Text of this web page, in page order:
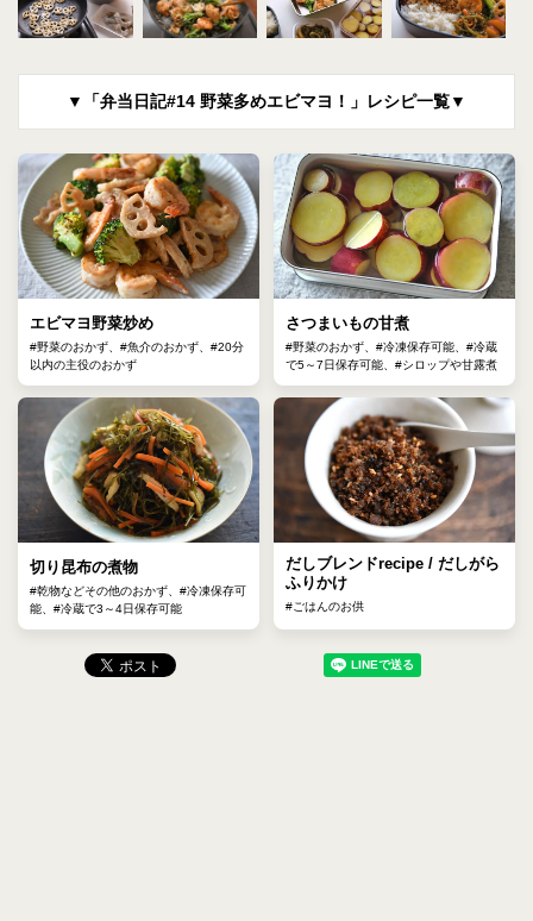
▼「弁当日記#14 野菜多めエビマヨ！」レシピ一覧▼
エビマヨ野菜炒め
#野菜のおかず、#魚介のおかず、#20分
以内の主役のおかず
さつまいもの甘煮
#野菜のおかず、#冷凍保存可能、#冷蔵
で5～7日保存可能、#シロップや甘露煮
切り昆布の煮物
#乾物などその他のおかず、#冷凍保存可
能、#冷蔵で3～4日保存可能
だしブレンドrecipe / だしがら
ふりかけ
#ごはんのお供